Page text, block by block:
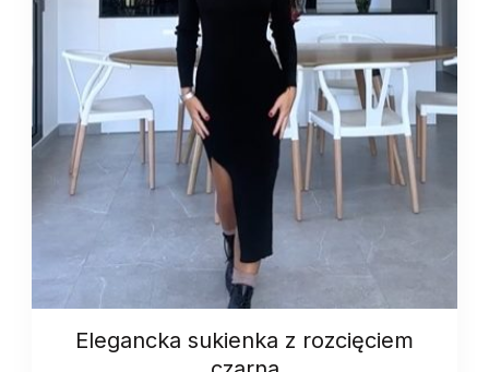
Elegancka sukienka z rozcięciem